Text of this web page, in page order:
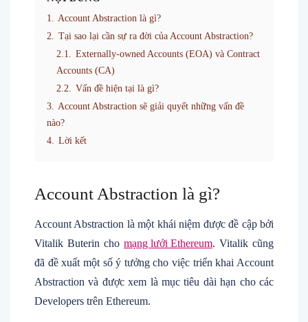
1.
Account Abstraction là gì?
2.
Tại sao lại cần sự ra đời của Account Abstraction?
2.1.
Externally-owned Accounts (EOA) và Contract
Accounts (CA)
2.2.
Vấn đề hiện tại là gì?
3.
Account Abstraction sẽ giải quyết những vấn đề
nào?
4.
Lời kết
Account Abstraction là gì?
Account Abstraction là một khái niệm được đề cập bởi
Vitalik Buterin cho mạng lưới Ethereum. Vitalik cũng
đã đề xuất một số ý tưởng cho việc triển khai Account
Abstraction và được xem là mục tiêu dài hạn cho các
Developers trên Ethereum.